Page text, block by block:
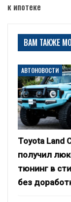
к ипотеке
ВАМ ТАКЖЕ
АВТОНОВОСТИ
Toyota Land
получил
тюнинг в
без